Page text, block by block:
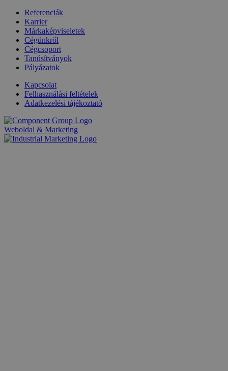
Referenciák
Karrier
Márkaképviseletek
Cégünkről
Cégcsoport
Tanúsítványok
Pályázatok
Kapcsolat
Felhasználási feltételek
Adatkezelési tájékoztató
Weboldal & Marketing